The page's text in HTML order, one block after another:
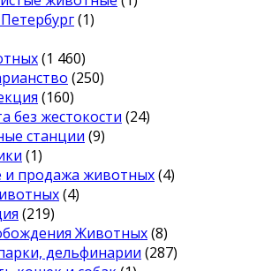
(1)
(1 460)
(250)
(160)
без жестокости (24)
станции (9)
(1)
и продажа животных(4)
(4)
(219)
Животных(8)
дельфинарии (287)